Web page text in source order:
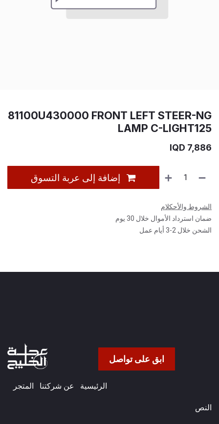
81100U430000 FRONT LEFT STEER-NG
LAMP C-LIGHT125
7,886
إضافة إلى عربة التسوق
الشروط والأحكلام
ضمان استرداد الأموال خلال 30 يوم
الشحن خلال 2-3 أيام عمل
ابق على تواصل
الرئيسية عن شركتنا​ المتجر
النص